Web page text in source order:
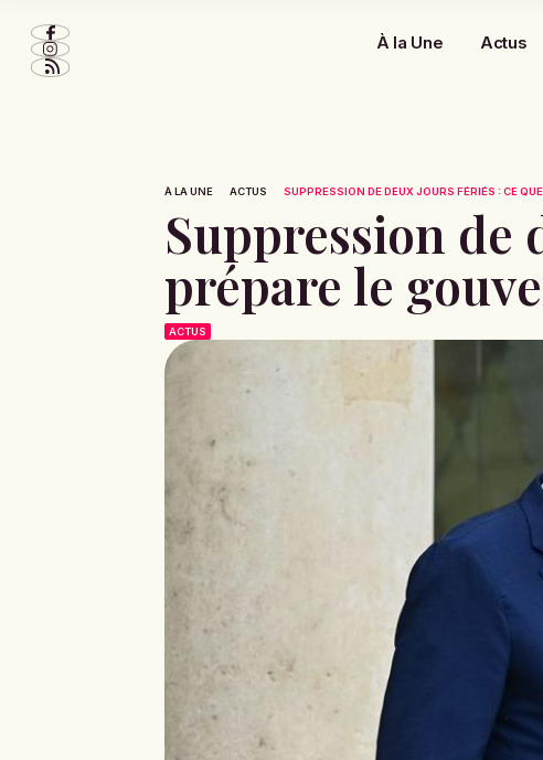
À la Une Actus
À LA UNE ACTUS SUPPRESSION DE DEUX JOURS FÉRIÉS : CE QUE
Suppression de
prépare le
ACTUS